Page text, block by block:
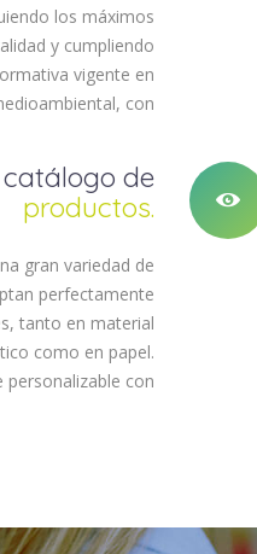
los máximos
y cumpliendo
vigente en
con
partir de material
reciclado 100%.
de
productos.
gran variedad de
perfectamente
tanto en material
como en papel.
personalizable con